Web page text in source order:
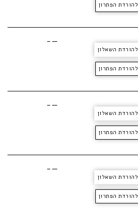
להורדת הפתרון
להורדת השאלון
להורדת הפתרון
—-
להורדת השאלון
להורדת הפתרון
—-
להורדת השאלון
להורדת הפתרון
—-